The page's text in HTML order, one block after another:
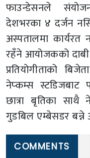
फाउन्डेसनले
देशभरका ४ दर्जन
अस्पतालमा कार्यरत
रहँने आयोजकको
प्रतियोगीताको
नेप्कम्स स्टडिजबाट
छात्रा बृतिका साथै
गुडबिल एम्बेसडर बन्ने
COMMENTS